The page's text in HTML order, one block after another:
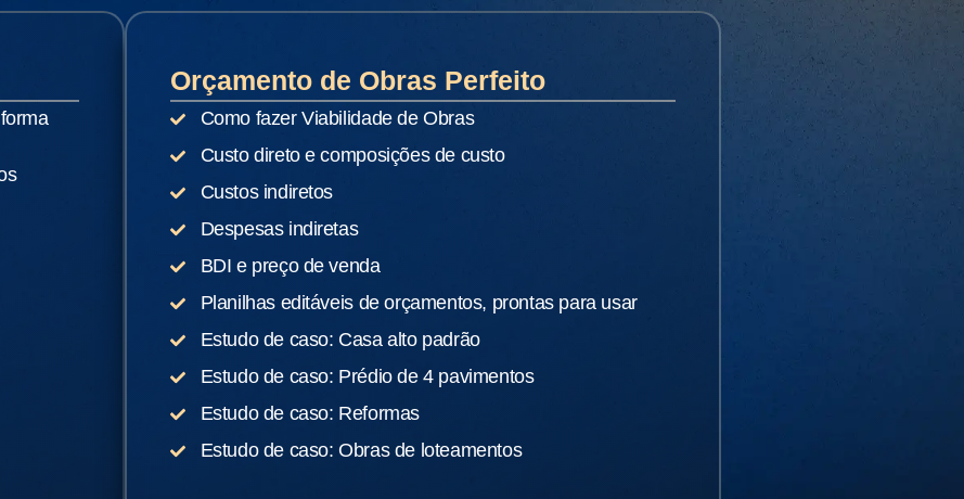
Orçamento de Obras Perfeito
Como fazer Viabilidade de Obras
Custo direto e composições de custo
Custos indiretos
Despesas indiretas
BDI e preço de venda
Planilhas editáveis de orçamentos, prontas para usar
Estudo de caso: Casa alto padrão
Estudo de caso: Prédio de 4 pavimentos
Estudo de caso: Reformas
Estudo de caso: Obras de loteamentos